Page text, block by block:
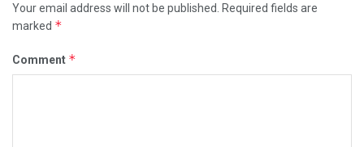
Your email address will not be published.
Required fields are
marked *
Comment *